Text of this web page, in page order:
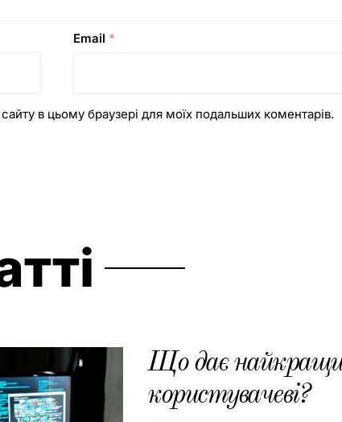
Email *
в цьому браузері для моїх подальших коментарів.
Що дає
користувачеві?